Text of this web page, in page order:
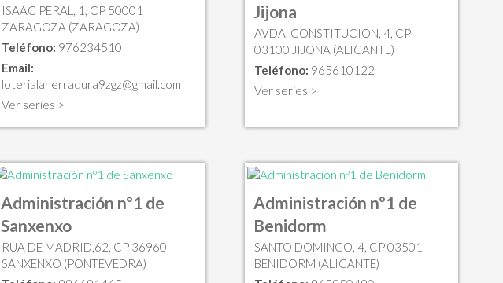
ISAAC PERAL, 1, CP 50001
ZARAGOZA (ZARAGOZA)
Teléfono: 976234510
Email:
loterialaherradura9zgz@gmail.com
Ver series >
Jijona
AVDA. CONSTITUCION, 4, CP
03100 JIJONA (ALICANTE)
Teléfono: 965610122
Ver series >
Administración nº1 de
Sanxenxo
RUA DE MADRID,62, CP 36960
SANXENXO (PONTEVEDRA)
Administración nº1 de
Benidorm
SANTO DOMINGO, 4, CP 03501
BENIDORM (ALICANTE)